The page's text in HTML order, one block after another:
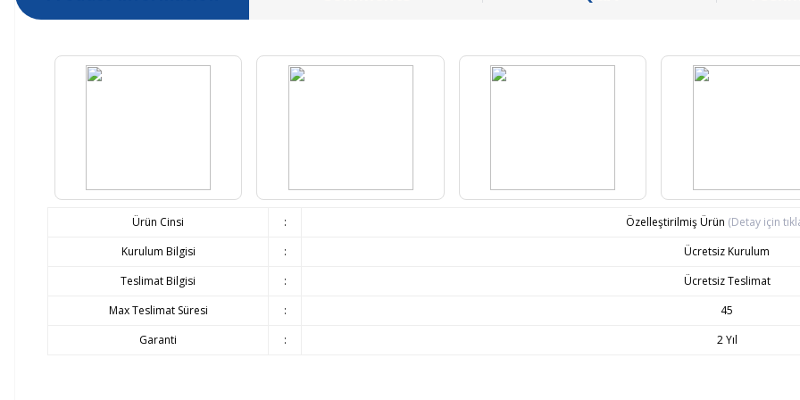
Ürün Cinsi : Özelleştirilmiş Ürün (Detay için
Kurulum Bilgisi
:
Ücretsiz Kurulum
Teslimat Bilgisi
:
Ücretsiz Teslimat
Max Teslimat Süresi
:
45
Garanti
: 2 Yıl